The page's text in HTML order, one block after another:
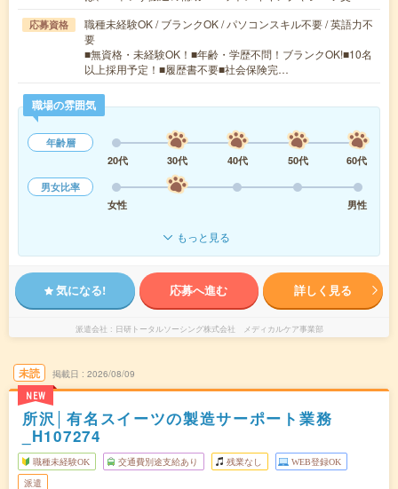
応募資格
職種未経験OK / ブランクOK / パソコンスキル不要 / 英語力不
要
■無資格・未経験OK！■年齢・学歴不問！ブランクOK!■10名
以上採用予定！■履歴書不要■社会保険完…
職場の雰囲気
年齢層
20代
30代 40代 50代
60代
男女比率
女性
男性
もっと見る
気になる! 応募へ進む 詳しく見る
派遣会社 日研トータルソーシング株式会社 メディカルケア事業部
未読
NEW
掲載日 2026/08/09
所沢│有名スイーツの製造サーポート業務
_H107274
職種未経験OK 交通費別途支給あり 残業なし WEB登録OK
派遣